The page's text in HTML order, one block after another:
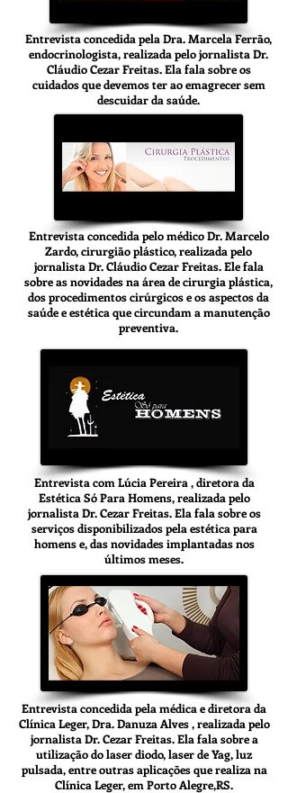
Entrevista concedida pela Dra. Marcela Ferrão,
endocrinologista, realizada pelo jornalista Dr.
Cláudio Cezar Freitas. Ela fala sobre os
cuidados que devemos ter ao emagrecer sem
descuidar da saúde.
Entrevista concedida pelo médico Dr. Marcelo
Zardo, cirurgião plástico, realizada pelo
jornalista Dr. Cláudio Cezar Freitas. Ele fala
sobre as novidades na área de cirurgia plástica,
dos procedimentos cirúrgicos e os aspectos da
saúde e estética que circundam a manutenção
preventiva.
Entrevista com Lúcia Pereira , diretora da
Estética Só Para Homens, realizada pelo
jornalista Dr. Cezar Freitas. Ela fala sobre os
serviços disponibilizados pela estética para
homens e, das novidades implantadas nos
últimos meses.
Entrevista concedida pela médica e diretora da
Clínica Leger, Dra. Danuza Alves , realizada pelo
jornalista Dr. Cezar Freitas. Ela fala sobre a
utilização do laser diodo, laser de Yag, luz
pulsada, entre outras aplicações que realiza na
Clínica Leger, em Porto Alegre,RS.